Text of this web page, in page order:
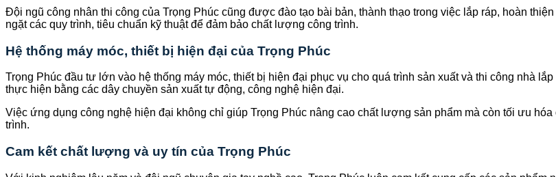
Đội ngũ công nhân thi công của Trọng Phúc cũng được đào tạo bài bản, thành thạo trong việc lắp ráp, hoàn
ngặt các quy trình, tiêu chuẩn kỹ thuật để đảm bảo chất lượng công trình.
Hệ thống máy móc, thiết bị hiện đại của Trọng Phúc
Trọng Phúc đầu tư lớn vào hệ thống máy móc, thiết bị hiện đại phục vụ cho quá trình sản xuất và thi công nhà
thực hiện bằng các dây chuyền sản xuất tự động, công nghệ hiện đại.
Việc ứng dụng công nghệ hiện đại không chỉ giúp Trọng Phúc nâng cao chất lượng sản phẩm mà còn tối ưu
trình.
Cam kết chất lượng và uy tín của Trọng Phúc